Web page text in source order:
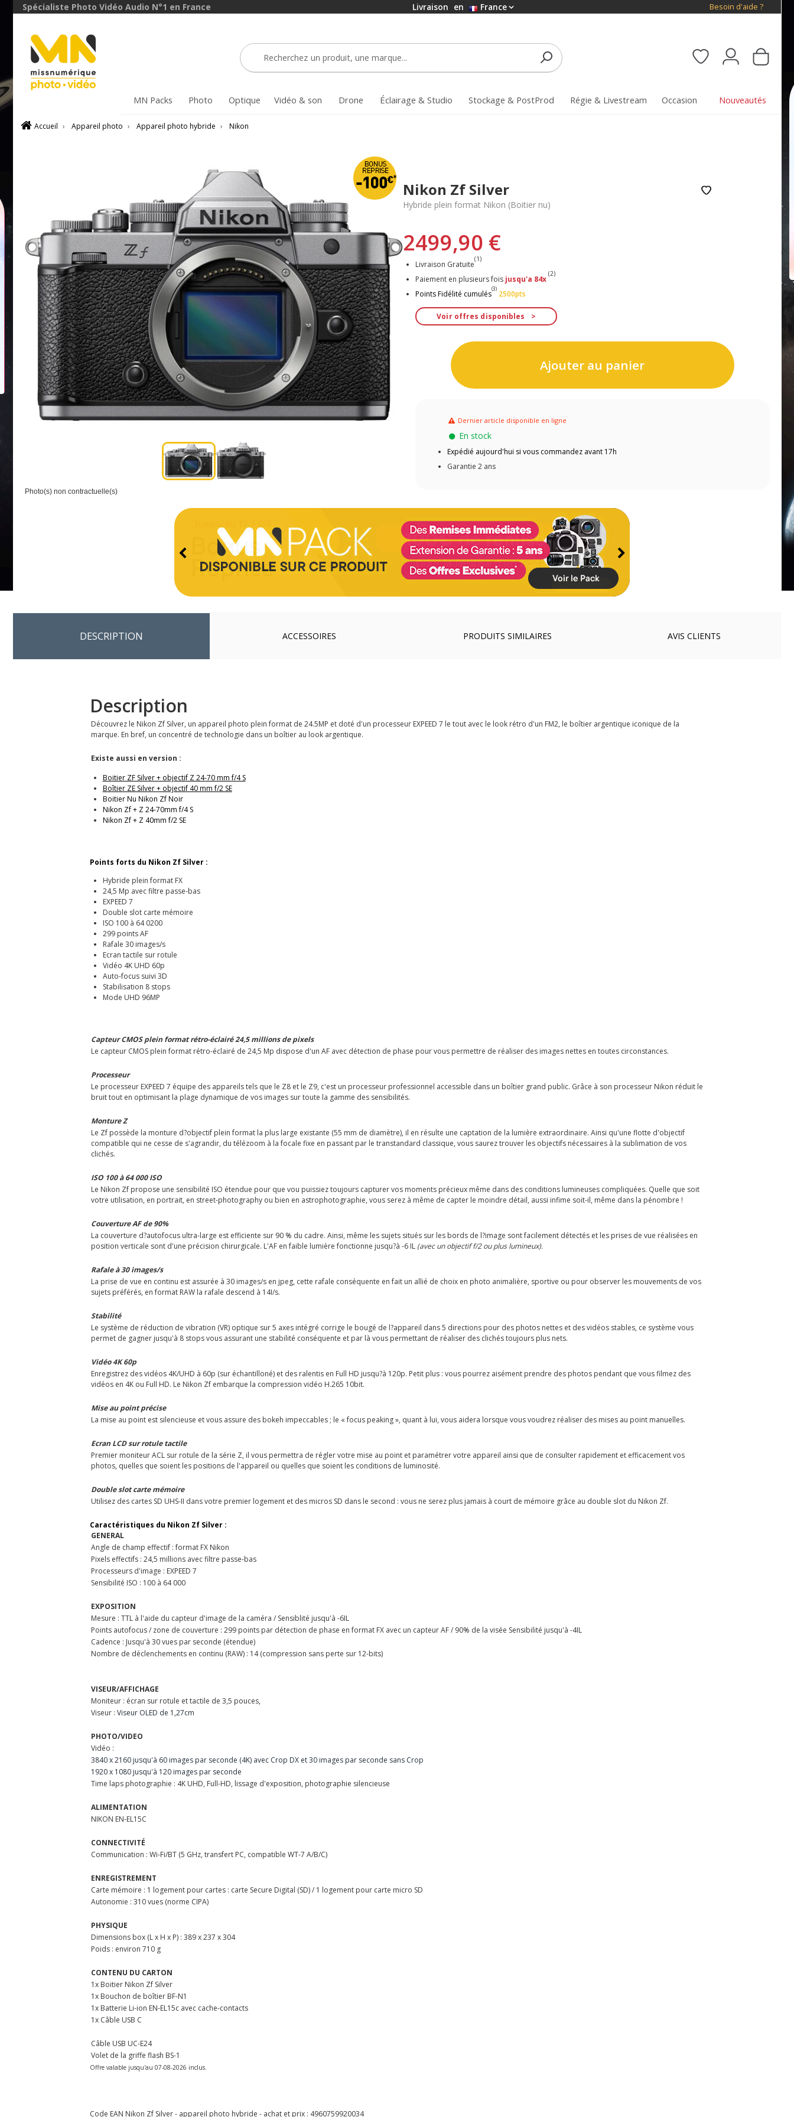
Spécialiste Photo Vidéo Audio N°1 en France Livraison en France Besoin d'aide ?
MN Packs Photo Optique Vidéo & son Drone Éclairage & Studio Stockage & PostProd Régie & Livestream Occasion Nouveautés
Accueil › Appareil photo › Appareil photo hybride › Nikon
avec le code
Photo(s) non contractuelle(s)
Nikon Zf Silver
Hybride plein format Nikon (Boitier nu)
2499,90 €
Livraison Gratuite
(1)
Paiement en plusieurs fois jusqu'a 84x
(2)
Points Fidélité cumulés
(3)
2500pts
Voir offres disponibles
Ajouter au panier
Dernier article disponible en ligne
En stock
Expédié aujourd'hui si vous commandez avant 17h
Garantie 2 ans
DESCRIPTION ACCESSOIRES PRODUITS SIMILAIRES AVIS CLIENTS
Description
Découvrez le Nikon Zf Silver, un appareil photo plein format de 24.5MP et doté d'un processeur EXPEED 7 le tout avec le look rétro d'un FM2, le boîtier argentique iconique de la
marque. En bref, un concentré de technologie dans un boîtier au look argentique.
Existe aussi en version :
Boitier ZF Silver + objectif Z 24-70 mm f/4 S
Boîtier ZE Silver + objectif 40 mm f/2 SE
Boitier Nu Nikon Zf Noir
Nikon Zf + Z 24-70mm f/4 S
Nikon Zf + Z 40mm f/2 SE
Points forts du Nikon Zf Silver :
Hybride plein format FX
24,5 Mp avec filtre passe-bas
EXPEED 7
Double slot carte mémoire
ISO 100 à 64 0200
299 points AF
Rafale 30 images/s
Ecran tactile sur rotule
Vidéo 4K UHD 60p
Auto-focus suivi 3D
Stabilisation 8 stops
Mode UHD 96MP
Capteur CMOS plein format rétro-éclairé 24,5 millions de pixels
Le capteur CMOS plein format rétro-éclairé de 24,5 Mp dispose d'un AF avec détection de phase pour vous permettre de réaliser des images nettes en toutes circonstances.
Processeur
Le processeur EXPEED 7 équipe des appareils tels que le Z8 et le Z9, c'est un processeur professionnel accessible dans un boîtier grand public. Grâce à son processeur Nikon réduit le
bruit tout en optimisant la plage dynamique de vos images sur toute la gamme des sensibilités.
Monture Z
Le Zf possède la monture d?objectif plein format la plus large existante (55 mm de diamètre), il en résulte une captation de la lumière extraordinaire. Ainsi qu'une flotte d'objectif
compatible qui ne cesse de s'agrandir, du télézoom à la focale fixe en passant par le transtandard classique, vous saurez trouver les objectifs nécessaires à la sublimation de vos
clichés.
ISO 100 à 64 000 ISO
Le Nikon Zf propose une sensibilité ISO étendue pour que vou puissiez toujours capturer vos moments précieux même dans des conditions lumineuses compliquées. Quelle que soit
votre utilisation, en portrait, en street-photography ou bien en astrophotographie, vous serez à même de capter le moindre détail, aussi infime soit-il, même dans la pénombre !
Couverture AF de 90%
La couverture d?autofocus ultra-large est efficiente sur 90 % du cadre. Ainsi, même les sujets situés sur les bords de l?image sont facilement détectés et les prises de vue réalisées en
position verticale sont d'une précision chirurgicale. L'AF en faible lumière fonctionne jusqu?à -6 IL (avec un objectif f/2 ou plus lumineux).
Rafale à 30 images/s
La prise de vue en continu est assurée à 30 images/s en jpeg, cette rafale conséquente en fait un allié de choix en photo animalière, sportive ou pour observer les mouvements de vos
sujets préférés, en format RAW la rafale descend à 14I/s.
Stabilité
Le système de réduction de vibration (VR) optique sur 5 axes intégré corrige le bougé de l?appareil dans 5 directions pour des photos nettes et des vidéos stables, ce système vous
permet de gagner jusqu'à 8 stops vous assurant une stabilité conséquente et par là vous permettant de réaliser des clichés toujours plus nets.
Vidéo 4K 60p
Enregistrez des vidéos 4K/UHD à 60p (sur échantilloné) et des ralentis en Full HD jusqu?à 120p. Petit plus : vous pourrez aisément prendre des photos pendant que vous filmez des
vidéos en 4K ou Full HD. Le Nikon Zf embarque la compression vidéo H.265 10bit.
Mise au point précise
La mise au point est silencieuse et vous assure des bokeh impeccables ; le « focus peaking », quant à lui, vous aidera lorsque vous voudrez réaliser des mises au point manuelles.
Ecran LCD sur rotule tactile
Premier moniteur ACL sur rotule de la série Z, il vous permettra de régler votre mise au point et paramétrer votre appareil ainsi que de consulter rapidement et efficacement vos
photos, quelles que soient les positions de l'appareil ou quelles que soient les conditions de luminosité.
Double slot carte mémoire
Utilisez des cartes SD UHS-II dans votre premier logement et des micros SD dans le second : vous ne serez plus jamais à court de mémoire grâce au double slot du Nikon Zf.
Caractéristiques du Nikon Zf Silver :
GENERAL
Angle de champ effectif : format FX Nikon
Pixels effectifs : 24,5 millions avec filtre passe-bas
Processeurs d'image : EXPEED 7
Sensibilité ISO : 100 à 64 000
EXPOSITION
Mesure : TTL à l'aide du capteur d'image de la caméra / Sensiblité jusqu'à -6IL
Points autofocus / zone de couverture : 299 points par détection de phase en format FX avec un capteur AF / 90% de la visée Sensibilité jusqu'à -4IL
Cadence : Jusqu'à 30 vues par seconde (étendue)
Nombre de déclenchements en continu (RAW) : 14 (compression sans perte sur 12-bits)
VISEUR/AFFICHAGE
Moniteur : écran sur rotule et tactile de 3,5 pouces,
Viseur : Viseur OLED de 1,27cm
PHOTO/VIDEO
Vidéo :
3840 x 2160 jusqu'à 60 images par seconde (4K) avec Crop DX et 30 images par seconde sans Crop
1920 x 1080 jusqu'à 120 images par seconde
Time laps photographie : 4K UHD, Full-HD, lissage d'exposition, photographie silencieuse
ALIMENTATION
NIKON EN-EL15C
CONNECTIVITÉ
Communication : Wi-Fi/BT (5 GHz, transfert PC, compatible WT-7 A/B/C)
ENREGISTREMENT
Carte mémoire : 1 logement pour cartes : carte Secure Digital (SD) / 1 logement pour carte micro SD
Autonomie : 310 vues (norme CIPA)
PHYSIQUE
Dimensions box (L x H x P) : 389 x 237 x 304
Poids : environ 710 g
CONTENU DU CARTON
1x Boitier Nikon Zf Silver
1x Bouchon de boîtier BF-N1
1x Batterie Li-ion EN-EL15c avec cache-contacts
1x Câble USB C
Câble USB UC-E24
Volet de la griffe flash BS-1
Offre valable jusqu'au 07-08-2026 inclus.
Code EAN Nikon Zf Silver - appareil photo hybride - achat et prix : 4960759920034